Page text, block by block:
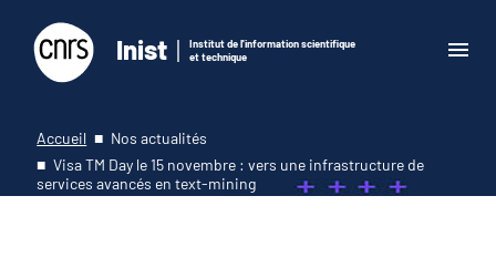
Inist
Institut de l'information scientifique
et technique
Accueil
Nos actualités
Visa TM Day le 15 novembre : vers une infrastructure de
services avancés en text-mining